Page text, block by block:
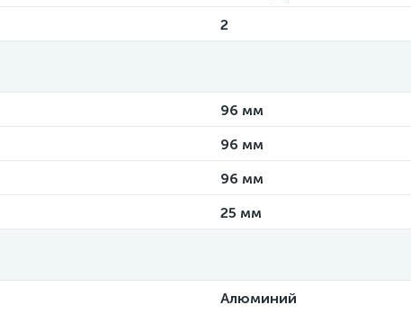
2
96 мм
96 мм
96 мм
25 мм
Алюминий